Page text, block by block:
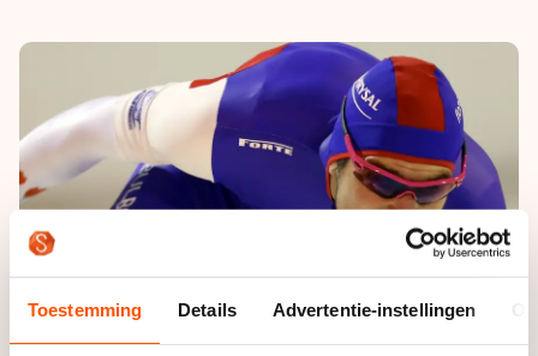
Toestemming Details Advertentie-instellingen
Natuurijs
Inlineskaten
Kunstschaatsen
Persoonlijke records & tijden
Historie & statistiek
De weg op
Inschrijven wedstrijden
Algemene Nederlandse Schaatstijd
Deze zomer de weg op
Waar kan ik schaatsen en skaten?
Schaatsfans
Alles voor jou als schaatsfan
Evenementen
Tickets
Olympische Spelen
Olympische Spelen
Medaille overzicht
Medaillespiegel